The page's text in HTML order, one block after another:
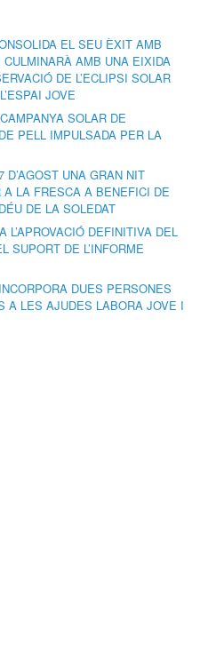
EL SEU ÈXIT AMB
AMB UNA EIXIDA
DE L’ECLIPSI SOLAR
JOVE
SOLAR DE
PELL IMPULSADA PER LA
UNA GRAN NIT
LA FRESCA A BENEFICI DE
DE LA SOLEDAT
L’APROVACIÓ DEFINITIVA DEL
SUPORT DE L’INFORME
DUES PERSONES
A LES AJUDES LABORA JOVE I